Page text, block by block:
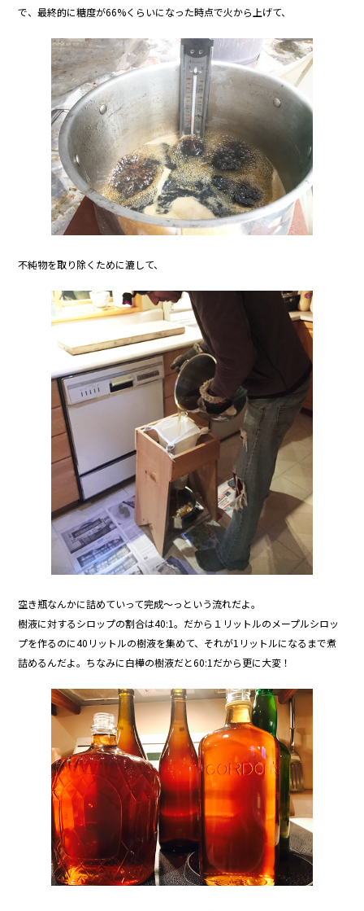
で、最終的に糖度が66%くらいになった時点で火から上げて、
不純物を取り除くために漉して、
空き瓶なんかに詰めていって完成～っという流れだよ。
樹液に対するシロップの割合は40:1。だから１リットルのメープルシロッ
プを作るのに40リットルの樹液を集めて、それが1リットルになるまで煮
詰めるんだよ。ちなみに白樺の樹液だと60:1だから更に大変！